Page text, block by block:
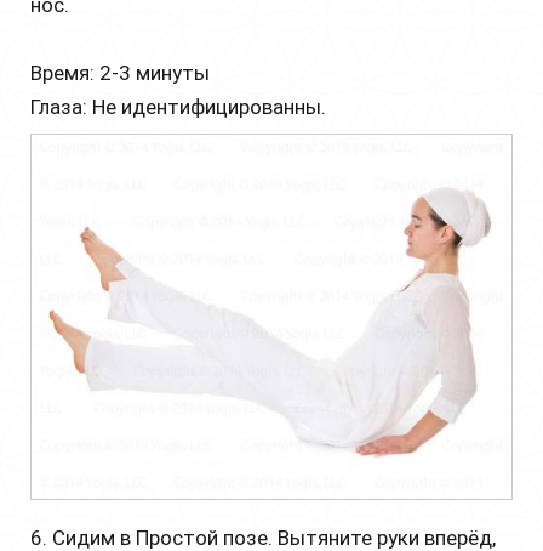
Время: 2-3 минуты
Глаза: Не идентифицированны.
6. Сидим в Простой позе. Вытяните руки вперёд,